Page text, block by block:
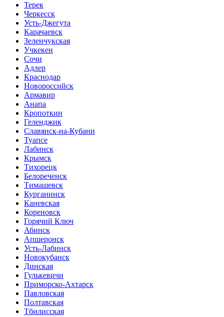
Терек
Черкесск
Усть-Джегута
Карачаевск
Зеленчукская
Учкекен
Сочи
Адлер
Краснодар
Новороссийск
Армавир
Анапа
Кропоткин
Геленджик
Славянск-на-Кубани
Туапсе
Лабинск
Крымск
Тихорецк
Белореченск
Тимашевск
Курганинск
Каневская
Кореновск
Горячий Ключ
Абинск
Апшеронск
Усть-Лабинск
Новокубанск
Динская
Гулькевичи
Приморско-Ахтарск
Павловская
Полтавская
Тбилисская